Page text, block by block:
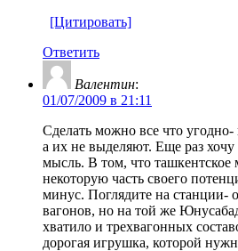
[Цитировать]
Ответить
Валентин:
01/07/2009 в 21:11
Сделать можно все что
а их не выделяют. Еще раз
мысль. В том, что ташкентское
некоторую часть своего
минус. Поглядите на станции-
вагонов, но на той же
хватило и трехвагонных
дорогая игрушка, которой